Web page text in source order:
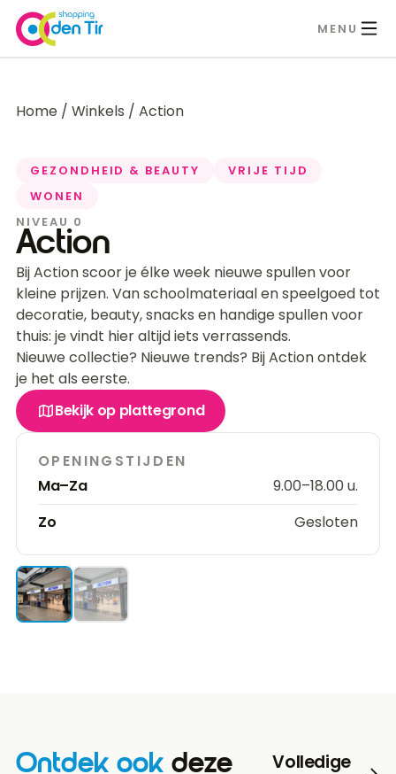
MENU
Home/ Winkels / Action
GEZONDHEID & BEAUTY
VRIJE TIJD
WONEN
NIVEAU 0
Action
Bij Action scoor je élke week nieuwe spullen voor
kleine prijzen. Van schoolmateriaal en speelgoed tot
decoratie, beauty, snacks en handige spullen voor
thuis: je vindt hier altijd iets verrassends.
Nieuwe collectie? Nieuwe trends? Bij Action ontdek
je het als eerste.
Bekijk op plattegrond
OPENINGSTIJDEN
Ma–Za
9.00–18.00 u.
Zo
Gesloten
Ontdek ook deze
Volledige